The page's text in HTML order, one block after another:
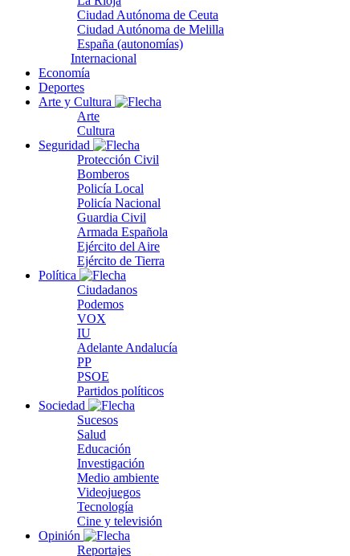
Ciudad Autónoma de Ceuta
Ciudad Autónoma de Melilla
España (autonomías)
Internacional
Economía
Deportes
Arte y Cultura
Arte
Cultura
Seguridad
Protección Civil
Bomberos
Policía Local
Policía Nacional
Guardia Civil
Armada Española
Ejército del Aire
Ejército de Tierra
Política
Ciudadanos
Podemos
VOX
IU
Adelante Andalucía
PP
PSOE
Partidos políticos
Sociedad
Sucesos
Salud
Educación
Investigación
Medio ambiente
Videojuegos
Tecnología
Cine y televisión
Opinión
Reportajes